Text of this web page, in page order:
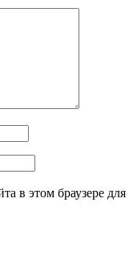
в этом браузере для